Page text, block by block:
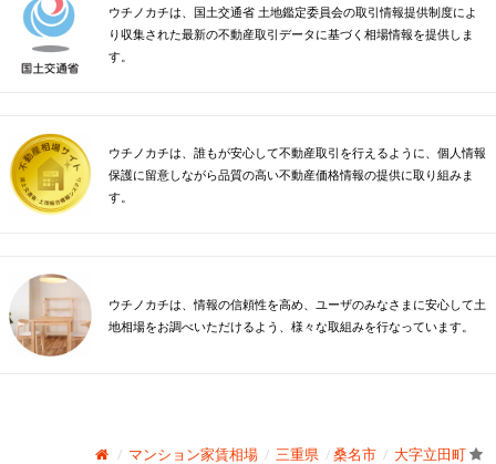
ウチノカチは、国土交通省 土地鑑定委員会の取引情報提供制度によ
り収集された最新の不動産取引データに基づく相場情報を提供しま
す。
ウチノカチは、誰もが安心して不動産取引を行えるように、個人情報
保護に留意しながら品質の高い不動産価格情報の提供に取り組みま
す。
ウチノカチは、情報の信頼性を高め、ユーザのみなさまに安心して土
地相場をお調べいただけるよう、様々な取組みを行なっています。
マンション家賃相場 三重県 桑名市 大字立田町